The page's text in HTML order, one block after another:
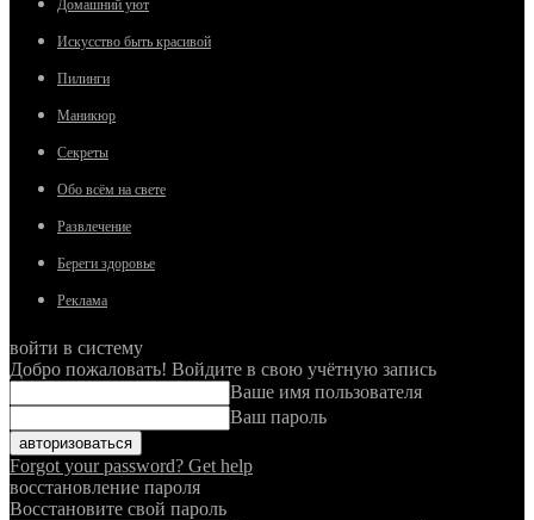
Домашний уют
Искусство быть красивой
Пилинги
Маникюр
Секреты
Обо всём на свете
Развлечение
Береги здоровье
Реклама
войти в систему
Добро пожаловать! Войдите в свою учётную запись
Ваше имя пользователя
Ваш пароль
Forgot your password? Get help
восстановление пароля
Восстановите свой пароль